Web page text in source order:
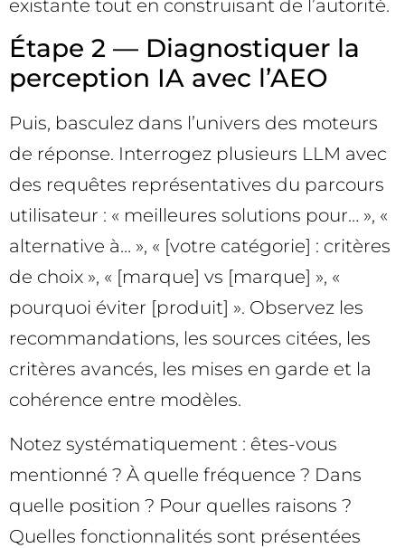
existante tout en construisant de l’autorité.
Étape 2 — Diagnostiquer la
perception IA avec l’AEO
Puis, basculez dans l’univers des moteurs
de réponse. Interrogez plusieurs LLM avec
des requêtes représentatives du parcours
utilisateur : « meilleures solutions pour… », «
alternative à… », « [votre catégorie] : critères
de choix », « [marque] vs [marque] », «
pourquoi éviter [produit] ». Observez les
recommandations, les sources citées, les
critères avancés, les mises en garde et la
cohérence entre modèles.
Notez systématiquement : êtes-vous
mentionné ? À quelle fréquence ? Dans
quelle position ? Pour quelles raisons ?
Quelles fonctionnalités sont présentées